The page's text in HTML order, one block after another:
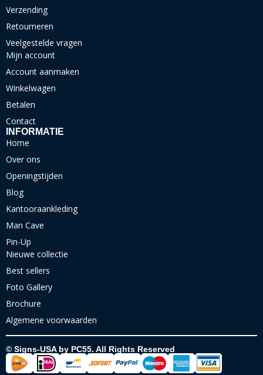
Verzending
Retourneren
Veelgestelde vragen
Mijn account
Account aanmaken
Winkelwagen
Betalen
Contact
INFORMATIE
Home
Over ons
Openingstijden
Blog
Kantooraankleding
Man Cave
Pin-Up
Nieuwe collectie
Best sellers
Foto Gallery
Brochure
Algemene voorwaarden
© Signs-USA by PC55. All Rights Reserved